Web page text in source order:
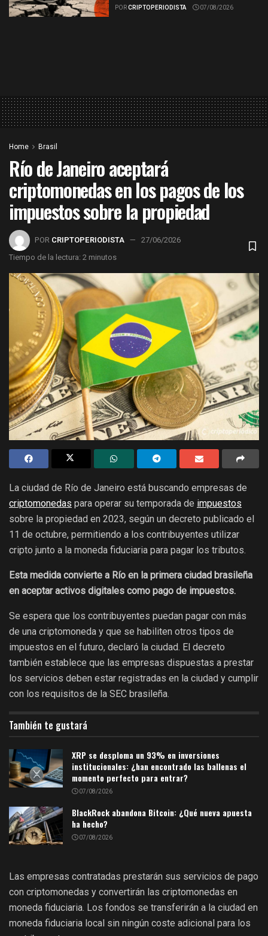
PORCRIPTOPERIODISTA 07/08/2026
Home Brasil
Río de Janeiro aceptará
criptomonedas en los pagos de los
impuestos sobre la propiedad
POR CRIPTOPERIODISTA
27/06/2026
Tiempo de la lectura: 2 minutos
La ciudad de Río de Janeiro está buscando empresas de
criptomonedas para operar su temporada de impuestos
sobre la propiedad en 2023, según un decreto publicado el
11 de octubre, permitiendo a los contribuyentes utilizar
cripto junto a la moneda fiduciaria para pagar los tributos.
Esta medida convierte a Río en la primera ciudad brasileña
en aceptar activos digitales como pago de impuestos.
Se espera que los contribuyentes puedan pagar con más
de una criptomoneda y que se habiliten otros tipos de
impuestos en el futuro, declaró la ciudad. El decreto
también establece que las empresas dispuestas a prestar
los servicios deben estar registradas en la ciudad y cumplir
con los requisitos de la SEC brasileña.
También te gustará
XRP se desploma un 93% en inversiones
institucionales: ¿han encontrado las ballenas el
momento perfecto para entrar?
07/08/2026
BlackRock abandona Bitcoin: ¿Qué nueva apuesta
ha hecho?
07/08/2026
Las empresas contratadas prestarán sus servicios de pago
con criptomonedas y convertirán las criptomonedas en
moneda fiduciaria. Los fondos se transferirán a la ciudad en
moneda fiduciaria local sin ningún coste adicional para los